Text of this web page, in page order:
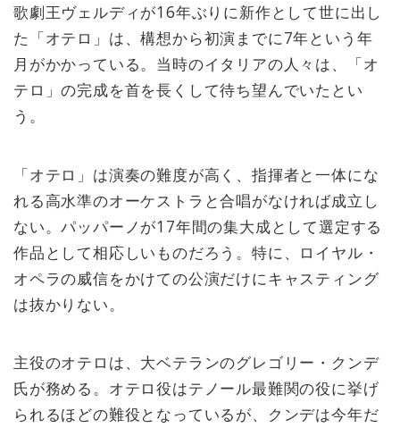
歌劇王ヴェルディが16年ぶりに新作として世に出し
た「オテロ」は、構想から初演までに7年という年
月がかかっている。当時のイタリアの人々は、「オ
テロ」の完成を首を長くして待ち望んでいたとい
う。
「オテロ」は演奏の難度が高く、指揮者と一体にな
れる高水準のオーケストラと合唱がなければ成立し
ない。パッパーノが17年間の集大成として選定する
作品として相応しいものだろう。特に、ロイヤル・
オペラの威信をかけての公演だけにキャスティング
は抜かりない。
主役のオテロは、大ベテランのグレゴリー・クンデ
氏が務める。オテロ役はテノール最難関の役に挙げ
られるほどの難役となっているが、クンデは今年だ